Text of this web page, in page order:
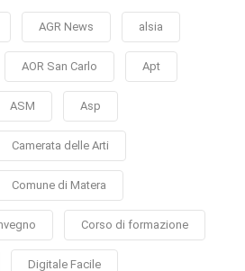
AGR News alsia
AOR San Carlo Apt
ASM Asp
Camerata delle Arti
Comune di Matera
Corso di formazione
Digitale Facile